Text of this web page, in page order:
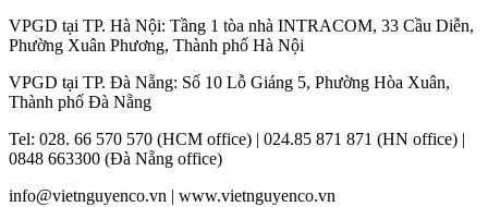
VPGD tại TP. Hà Nội: Tầng 1 tòa nhà INTRACOM, 33 Cầu Diễn,
Phường Xuân Phương, Thành phố Hà Nội
VPGD tại TP. Đà Nẵng: Số 10 Lỗ Giáng 5, Phường Hòa Xuân,
Thành phố Đà Nẵng
Tel: 028. 66 570 570 (HCM office) | 024.85 871 871 (HN office) |
0848 663300 (Đà Nẵng office)
info@vietnguyenco.vn | www.vietnguyenco.vn